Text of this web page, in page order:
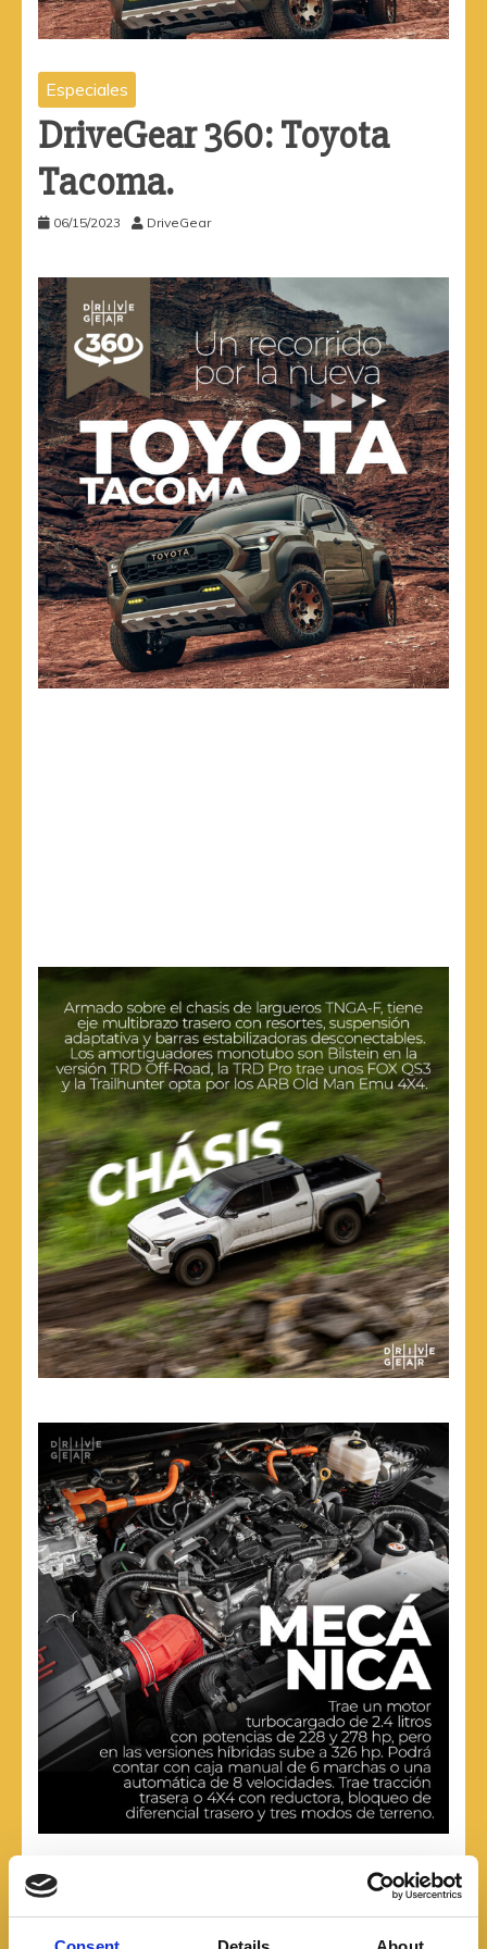
Especiales
DriveGear 360: Toyota
Tacoma.
06/15/2023 DriveGear